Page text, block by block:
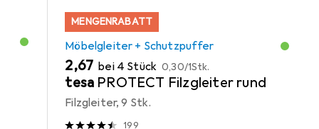
MENGENRABATT
Möbelgleiter + Schutzpuffer
EUR
2,67 bei 4 Stück EUR
0,30/1Stk.
tesa PROTECT Filzgleiter rund
Filzgleiter, 9 Stk.
199